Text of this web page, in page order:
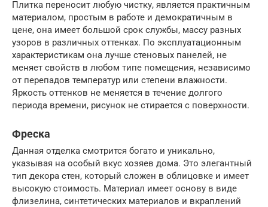
Плитка переносит любую чистку, является практичным
материалом, простым в работе и демократичным в
цене, она имеет большой срок службы, массу разных
узоров в различных оттенках. По эксплуатационным
характеристикам она лучше стеновых панелей, не
меняет свойств в любом типе помещения, независимо
от перепадов температур или степени влажности.
Яркость оттенков не меняется в течение долгого
периода времени, рисунок не стирается с поверхности.
Фреска
Данная отделка смотрится богато и уникально,
указывая на особый вкус хозяев дома. Это элегантный
тип декора стен, который сложен в облицовке и имеет
высокую стоимость. Материал имеет основу в виде
флизелина, синтетических материалов и вкраплений